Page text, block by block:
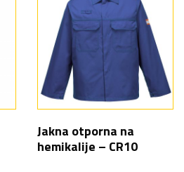
Jakna otporna na
hemikalije – CR10